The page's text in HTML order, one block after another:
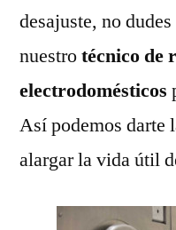
desajuste, no
nuestrotécnico de
electrodomésticos
Así podemos darte
alargar la vida útil